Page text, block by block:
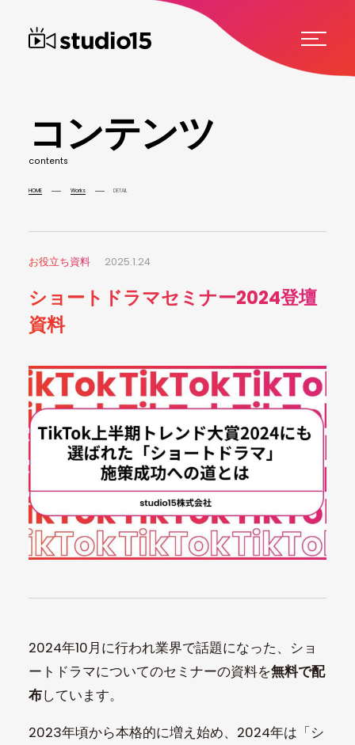
コンテンツ
contents
HOME Works DETAIL
お役立ち資料 2025.1.24
ショートドラマセミナー2024登壇
資料
2024年10月に行われ業界で話題になった、ショ
ートドラマについてのセミナーの資料を無料で配
布しています。
2023年頃から本格的に増え始め、2024年は「シ